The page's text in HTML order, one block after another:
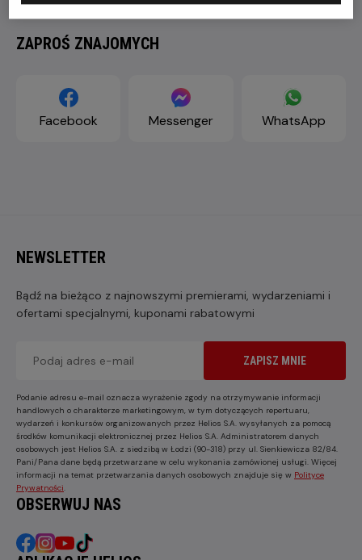
ZAPROŚ ZNAJOMYCH
Facebook Messenger WhatsApp
NEWSLETTER
Bądź na bieżąco z najnowszymi premierami, wydarzeniami i
ofertami specjalnymi, kuponami rabatowymi
ZAPISZ MNIE
Podanie adresu e-mail oznacza wyrażenie zgody na otrzymywanie informacji
handlowych o charakterze marketingowym, w tym dotyczących repertuaru,
wydarzeń i konkursów organizowanych przez Helios S.A. wysyłanych za pomocą
środków komunikacji elektronicznej przez Helios S.A. Administratorem danych
osobowych jest Helios S.A. z siedzibą w Łodzi (90-318) przy ul. Sienkiewicza 82/84.
Pani/Pana dane będą przetwarzane w celu wykonania zamówionej usługi. Więcej
informacji na temat przetwarzania danych osobowych znajduje się w Polityce
Prywatności
OBSERWUJ NAS